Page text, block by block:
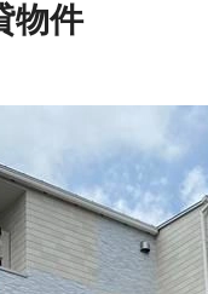
物件